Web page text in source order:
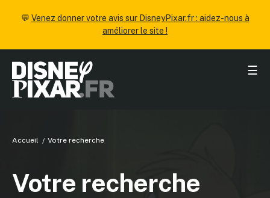
💬 Venez donner votre avis sur DisneyPixar.fr : aidez-nous à
améliorer le site !
☰
Accueil Votre recherche
Votre recherche